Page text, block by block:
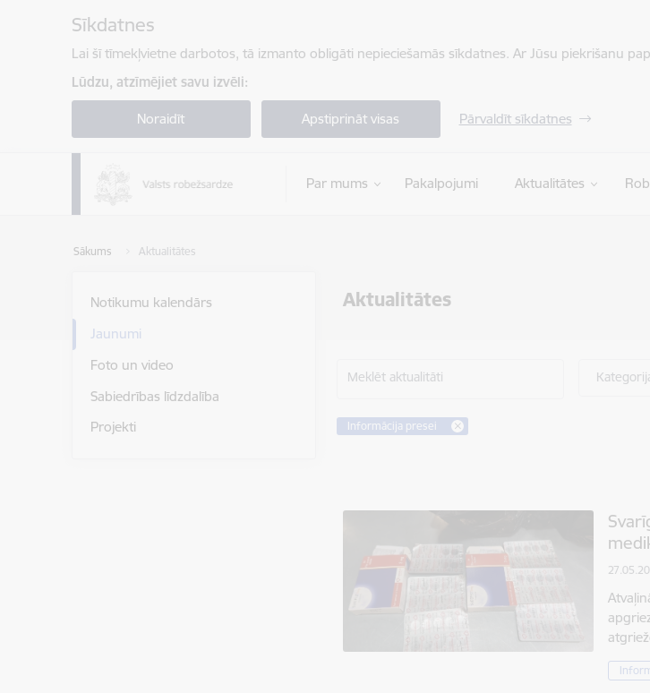
Sīkdatnes
Lai šī tīmekļvietne darbotos, tā izmanto obligāti nepieciešamās sīkdatnes. Ar Jūsu piekrišanu
Lūdzu, atzīmējiet savu izvēli:
Noraidīt Apstiprināt visas Pārvaldīt sīkdatnes
Par mums Pakalpojumi Aktualitātes
Sākums Aktualitātes
Aktualitātes
Notikumu kalendārs
Jaunumi
Foto un video
Sabiedrības līdzdalība
Projekti
Meklēt aktualitāti
Informācija presei